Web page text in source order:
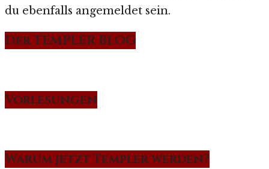
du ebenfalls angemeldet sein.
Der TEMPLER BLOG
Vorlesungen
Warum jetzt Templer werden?